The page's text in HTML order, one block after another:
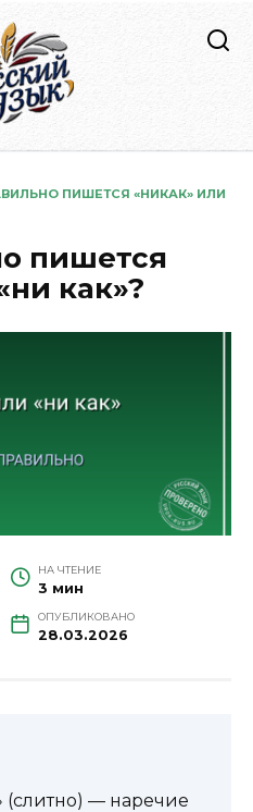
ПИШЕТСЯ «НИКАК» ИЛИ
пишется
как»?
НА ЧТЕНИЕ
3 мин
ОПУБЛИКОВАНО
28.03.2026
(слитно) — наречие